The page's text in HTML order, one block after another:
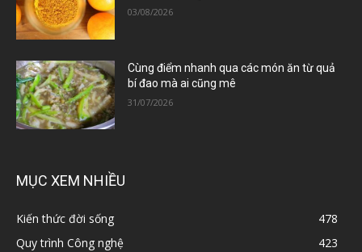
03/08/2026
Cùng điểm nhanh qua các món ăn từ quả
bí đao mà ai cũng mê
31/07/2026
MỤC XEM NHIỀU
Kiến thức đời sống
478
Quy trình Công nghệ
423